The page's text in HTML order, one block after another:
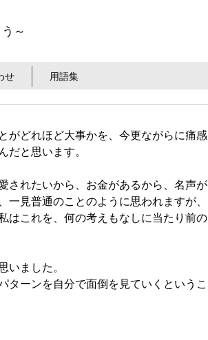
～
せ 用語集
がどれほど大事かを、今更ながらに痛感
だと思います。
されたいから、お金があるから、名声が
見普通のことのように思われますが、
はこれを、何の考えもなしに当たり前の
いました。
ターンを自分で面倒を見ていくというこ